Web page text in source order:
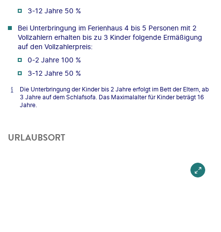
3-12 Jahre 50 %
Bei Unterbringung im Ferienhaus 4 bis 5 Personen mit 2
Vollzahlern erhalten bis zu 3 Kinder folgende Ermäßigung
auf den Vollzahlerpreis:
0-2 Jahre 100 %
3-12 Jahre 50 %
Die Unterbringung der Kinder bis 2 Jahre erfolgt im Bett der Eltern, ab
3 Jahre auf dem Schlafsofa. Das Maximalalter für Kinder beträgt 16
Jahre.
URLAUBSORT